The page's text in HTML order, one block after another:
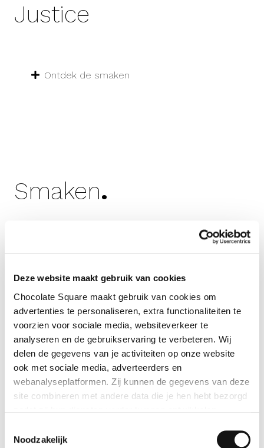
Deze website maakt gebruik van cookies
Chocolate Square maakt gebruik van cookies om
advertenties te personaliseren, extra functionaliteiten te
voorzien voor sociale media, websiteverkeer te
analyseren en de gebruikservaring te verbeteren. Wij
delen de gegevens van je activiteiten op onze website
ook met sociale media, adverteerders en
webanalyseplatformen. Zij kunnen de gegevens van deze
site combineren met andere data die je hen hebt bezorgd
Indien je dat toestaat, kunnen wij of onze partners onder
Noodzakelijk
Justice
Ontdek de smaken
Smaken.